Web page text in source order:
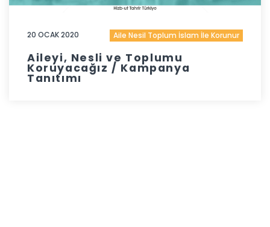
20 OCAK 2020 Aile Nesil Toplum İslam İle Korunur
Aileyi, Nesli ve Toplumu
Koruyacağız / Kampanya
Tanıtımı